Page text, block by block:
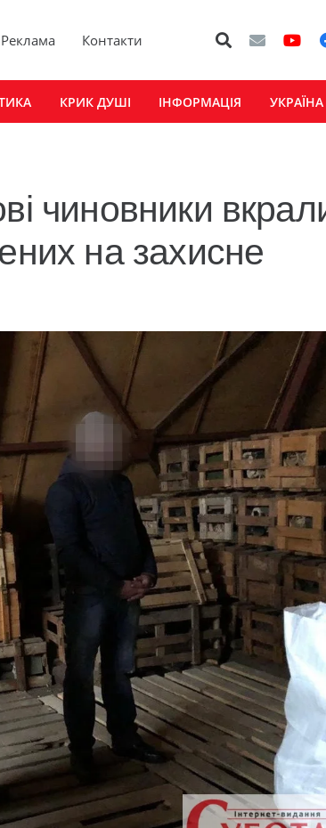
Реклама Контакти
КРИК ДУШІ ІНФОРМАЦІЯ УКРАЇНА
чиновники
на захисне